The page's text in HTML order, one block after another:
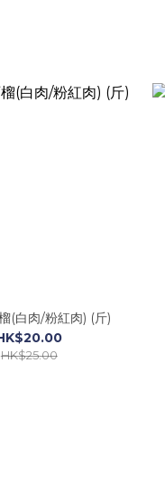
(白肉/粉紅肉) (斤)
HK$25.00